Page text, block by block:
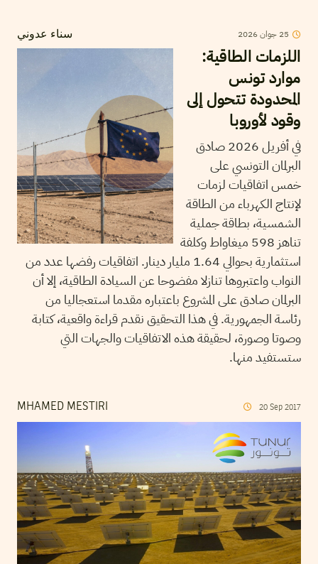
سناء عدوني 25 جوان2026
اللزمات الطاقية:
موارد تونس
المحدودة تتحول إلى
وقود لأوروبا
في أفريل 2026 صادق
البرلمان التونسي على
خمس اتفاقيات لزمات
لإنتاج الكهرباء من الطاقة
الشمسية، بطاقة جملية
تناهز 598 ميغاواط وكلفة
استثمارية بحوالي 1.64 مليار دينار. اتفاقيات رفضها عدد من
النواب واعتبروها تنازلا مفضوحا عن السيادة الطاقية، إلا أن
البرلمان صادق على المشروع باعتباره مقدما استعجاليا من
رئاسة الجمهورية. في هذا التحقيق نقدم قراءة واقعية، كتابة
وصوتا وصورة، لحقيقة هذه الاتفاقيات والجهات التي
ستستفيد منها.
MHAMED MESTIRI 20 Sep 2017